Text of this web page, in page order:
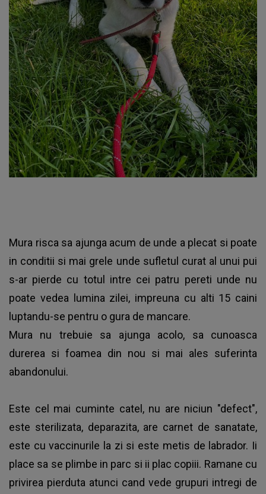
Mura risca sa ajunga acum de unde a plecat si poate
in conditii si mai grele unde sufletul curat al unui pui
s-ar pierde cu totul intre cei patru pereti unde nu
poate vedea lumina zilei, impreuna cu alti 15 caini
luptandu-se pentru o gura de mancare.
Mura nu trebuie sa ajunga acolo, sa cunoasca
durerea si foamea din nou si mai ales suferinta
abandonului.
Este cel mai cuminte catel, nu are niciun "defect",
este sterilizata, deparazita, are carnet de sanatate,
este cu vaccinurile la zi si este metis de labrador. Ii
place sa se plimbe in parc si ii plac copiii. Ramane cu
privirea pierduta atunci cand vede grupuri intregi de